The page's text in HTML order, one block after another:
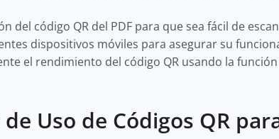
del código QR del PDF para que sea fácil de
dispositivos móviles para asegurar su
el rendimiento del código QR usando la
Uso de Códigos QR